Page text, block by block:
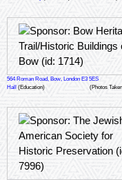
564 Roman Road, Bow, London E3 5ES
Hall (Education) (Photos